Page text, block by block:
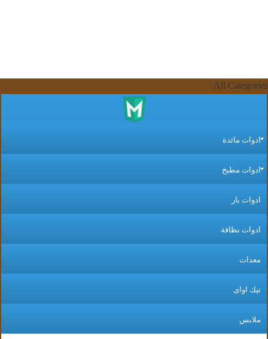
All
مائدة
مطبخ
بار
نظافة
اواى